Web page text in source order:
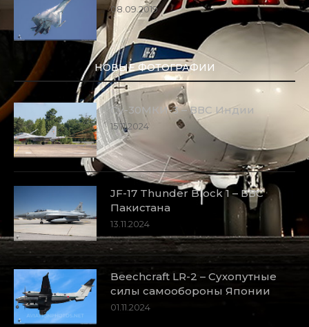
08.09.2019
НОВЫЕ ФОТОГРАФИИ
Су-30МКИ-3 – ВВС Индии
15.11.2024
JF-17 Thunder Block 1 – ВВС
Пакистана
13.11.2024
Beechcraft LR-2 – Сухопутные
силы самообороны Японии
01.11.2024